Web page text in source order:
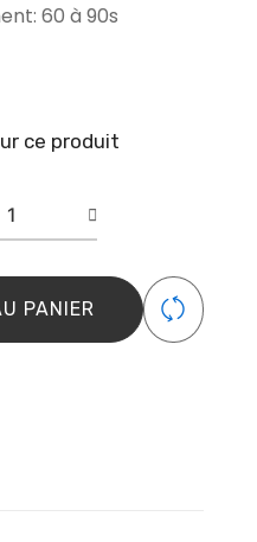
60 à 90s
ce produit
PANIER